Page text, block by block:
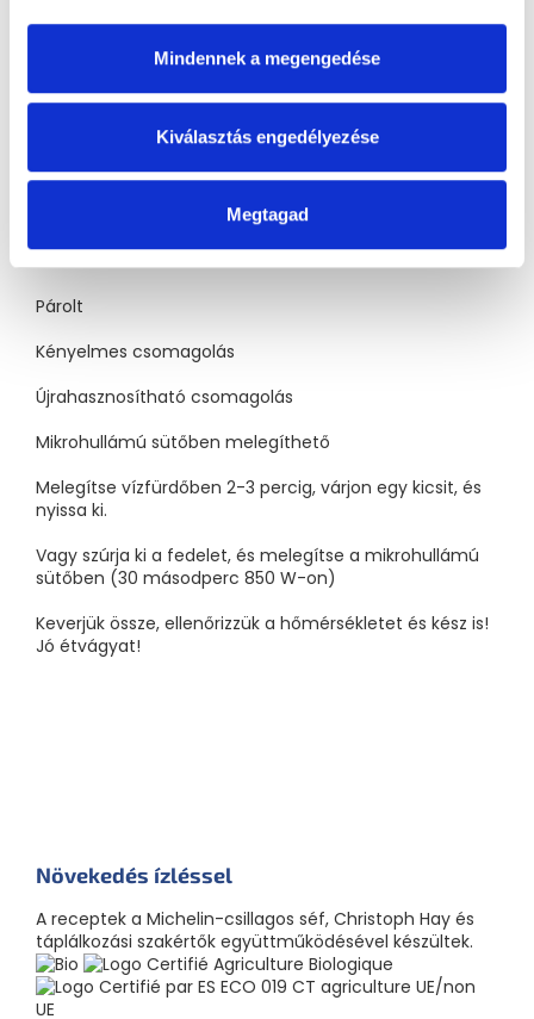
Mindennek a megengedése
Kiválasztás engedélyezése
Megtagad
Nátrium0,02g
Ebből telített zsírsavak 0,3 g. Ebből cukor 2,2 g.
sótartalmat az alapanyagokban természetesen
előforduló nátrium adja.
Párolt
Kényelmes csomagolás
Újrahasznosítható csomagolás
Mikrohullámú sütőben melegíthető
Melegítse vízfürdőben 2-3 percig, várjon egy kicsit, és
nyissa ki.
Vagy szúrja ki a fedelet, és melegítse a mikrohullámú
sütőben (30 másodperc 850 W-on)
Keverjük össze, ellenőrizzük a hőmérsékletet és kész is!
Jó étvágyat!
Növekedés ízléssel
A receptek a Michelin-csillagos séf, Christoph Hay és
táplálkozási szakértők együttműködésével készültek.